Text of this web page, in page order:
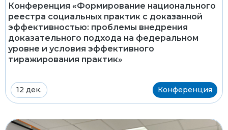
Конференция «Формирование национального
реестра социальных практик с доказанной
эффективностью: проблемы внедрения
доказательного подхода на федеральном
уровне и условия эффективного
тиражирования практик»
12 дек. Конференция